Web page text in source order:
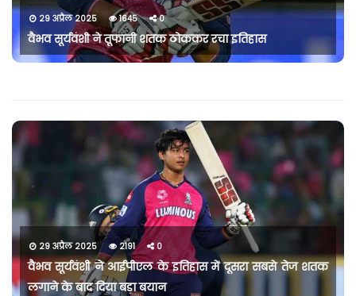
29 अप्रैल 2025 1645 0
वैभव सूर्यवंशी ने तूफानी शतक ठोककर रचा इतिहास
29 अप्रैल 2025 2191 0
वैभव सूर्यवंशी ने आईपीएल के इतिहास में दूसरा सबसे तेज शतक
लगाने के बाद दिया बड़ा बयान